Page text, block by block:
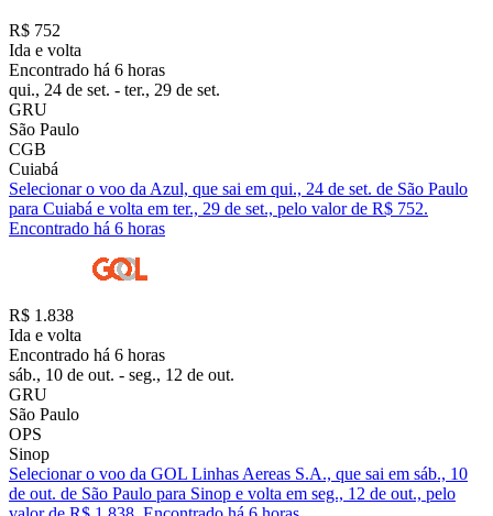
R$ 752
Ida e volta
Encontrado há 6 horas
qui., 24 de set. - ter., 29 de set.
GRU
São Paulo
CGB
Cuiabá
Selecionar o voo da Azul, que sai em qui., 24 de set. de São Paulo
para Cuiabá e volta em ter., 29 de set., pelo valor de R$ 752.
Encontrado há 6 horas
R$ 1.838
Ida e volta
Encontrado há 6 horas
sáb., 10 de out. - seg., 12 de out.
GRU
São Paulo
OPS
Sinop
Selecionar o voo da GOL Linhas Aereas S.A., que sai em sáb., 10
de out. de São Paulo para Sinop e volta em seg., 12 de out., pelo